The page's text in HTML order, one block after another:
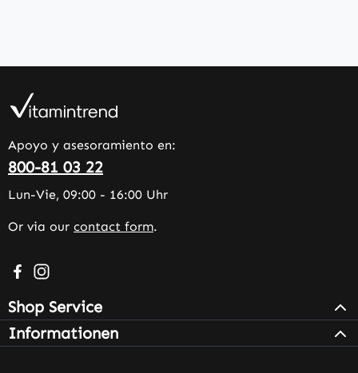
Apoyo y asesoramiento en:
800-81 03 22
Lun-Vie, 09:00 - 16:00 Uhr
Or via our contact form.
Visit us on Facebook – opens in a new browser tab
Check us out on Instagram – opens in a new
Shop Service
Informationen